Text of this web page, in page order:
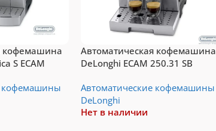
кофемашина
S ECAM
кофемашины
Автоматическая кофемашина
DeLonghi ECAM 250.31 SB
Автоматические кофемашины
DeLonghi
Нет в наличии